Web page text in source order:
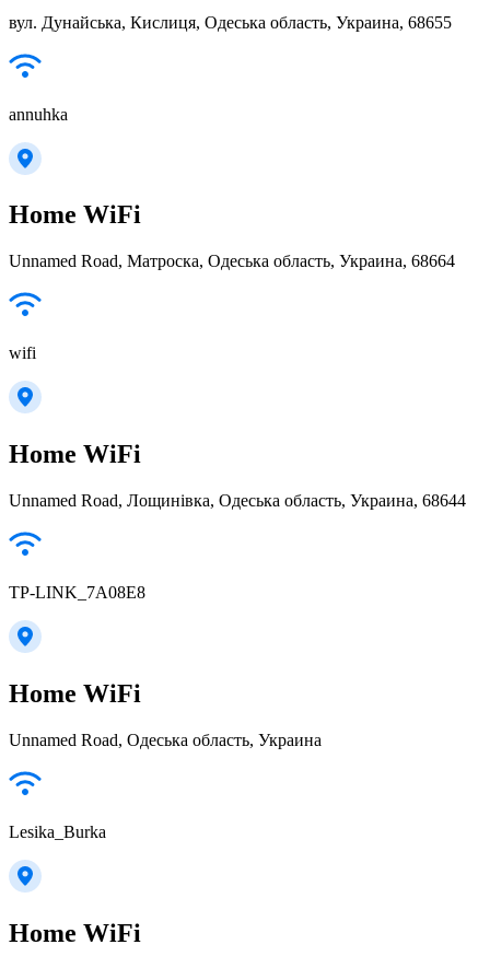
вул. Дунайська, Кислиця, Одеська область, Украина, 68655
annuhka
Home WiFi
Unnamed Road, Матроска, Одеська область, Украина, 68664
wifi
Home WiFi
Unnamed Road, Лощинівка, Одеська область, Украина, 68644
TP-LINK_7A08E8
Home WiFi
Unnamed Road, Одеська область, Украина
Lesika_Burka
Home WiFi